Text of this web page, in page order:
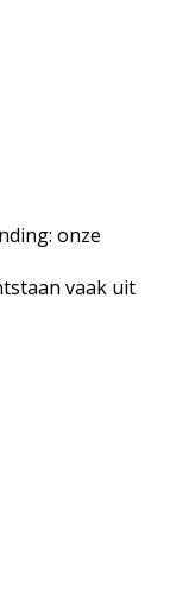
onze
vaak uit